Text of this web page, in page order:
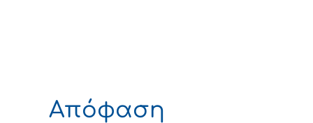
Απόφαση